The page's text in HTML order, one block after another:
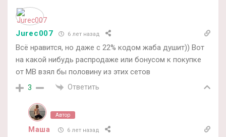
Jurec007 6 лет назад
Всё нравится, но даже с 22% кодом жаба душит)) Вот
на какой нибудь распродаже или бонусом к покупке
от MB взял бы половину из этих сетов
3 Ответить
Автор
Маша 6 лет назад